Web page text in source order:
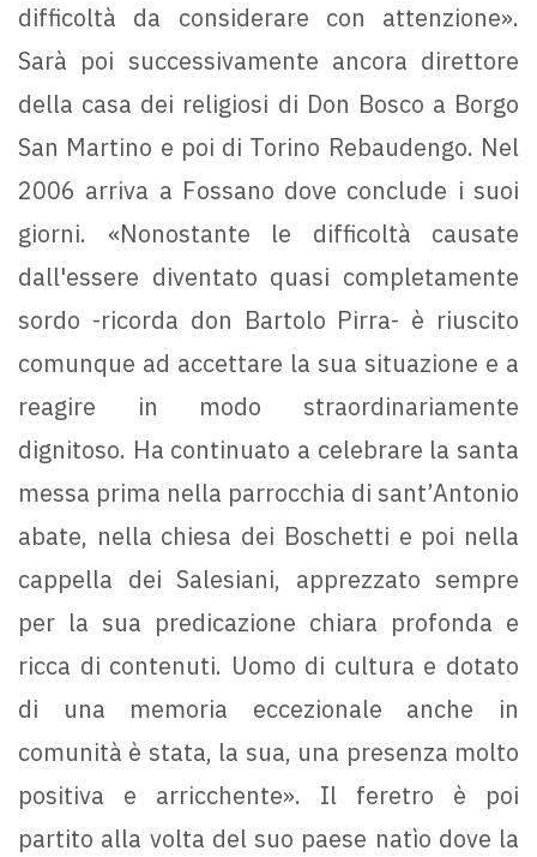
difficoltà da considerare con attenzione».
Sarà poi successivamente ancora direttore
della casa dei religiosi di Don Bosco a Borgo
San Martino e poi di Torino Rebaudengo. Nel
2006 arriva a Fossano dove conclude i suoi
giorni. «Nonostante le difficoltà causate
dall'essere diventato quasi completamente
sordo -ricorda don Bartolo Pirra- è riuscito
comunque ad accettare la sua situazione e a
reagire in modo straordinariamente
dignitoso. Ha continuato a celebrare la santa
messa prima nella parrocchia di sant’Antonio
abate, nella chiesa dei Boschetti e poi nella
cappella dei Salesiani, apprezzato sempre
per la sua predicazione chiara profonda e
ricca di contenuti. Uomo di cultura e dotato
di una memoria eccezionale anche in
comunità è stata, la sua, una presenza molto
positiva e arricchente». Il feretro è poi
partito alla volta del suo paese natìo dove la